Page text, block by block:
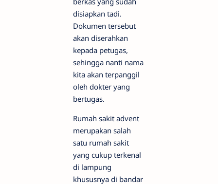
disiapkan tadi.
Dokumen tersebut
akan diserahkan
kepada petugas,
sehingga nanti nama
kita akan terpanggil
oleh dokter yang
bertugas.
Rumah sakit advent
merupakan salah
satu rumah sakit
yang cukup terkenal
di lampung
khususnya di bandar